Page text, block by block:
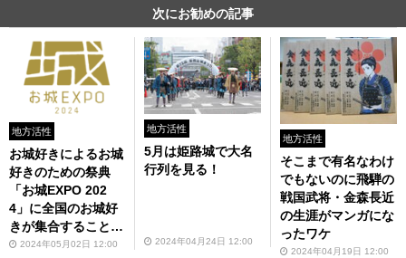
次にお勧めの記事
地方活性
お城好きによるお城
好きのための祭典
「お城EXPO 202
4」に全国のお城好
きが集合することが
今年も決定
2024年05月02日 12:00
地方活性
5月は姫路城で大名
行列を見る！
2024年04月24日 12:00
地方活性
そこまで有名なわけ
でもないのに飛騨の
戦国武将・金森長近
の生涯がマンガにな
ったワケ
2024年04月19日 12:00